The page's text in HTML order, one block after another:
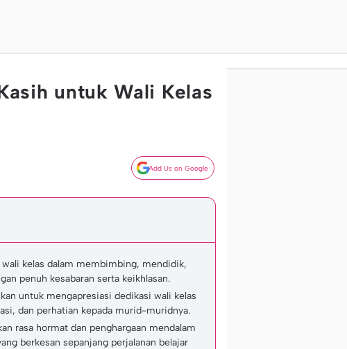
untuk Wali Kelas
Add Us on Google
kelas dalam membimbing, mendidik,
penuh kesabaran serta keikhlasan.
untuk mengapresiasi dedikasi wali kelas
dan perhatian kepada murid-muridnya.
rasa hormat dan penghargaan mendalam
berkesan sepanjang perjalanan belajar